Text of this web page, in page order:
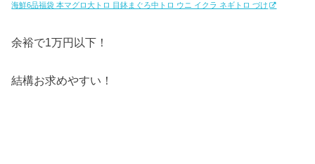
海鮮6品福袋 本マグロ大トロ 目鉢まぐろ中トロ ウニ イクラ ネギトロ づけ
余裕で1万円以下！
結構お求めやすい！